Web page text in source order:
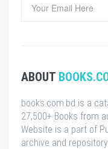
ABOUT
books.com.bd is a
27,500+ Books from
Website is a part of
archive and